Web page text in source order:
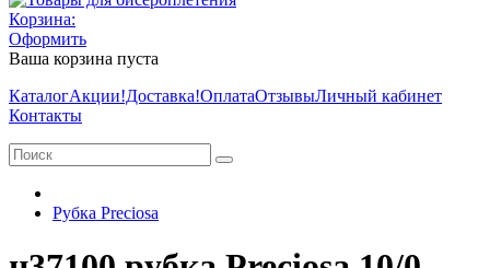
Корзина:
Оформить
Ваша корзина пуста
КаталогАкции!Доставка!ОплатаОтзывыЛичный кабинет
Контакты
Рубка Preciosa